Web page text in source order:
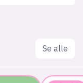
Se alle